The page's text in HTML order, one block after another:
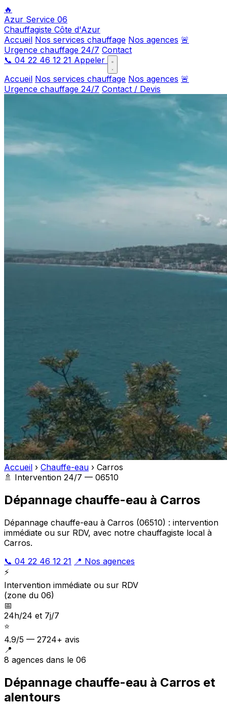
🔥
Azur Service 06
Chauffagiste Côte d'Azur
Accueil Nos services chauffage Nos agences 🚨
Urgence chauffage 24/7 Contact
📞 04 22 46 12 21 Appeler
Accueil Nos services chauffage Nos agences 🚨
Urgence chauffage 24/7 Contact / Devis
Accueil › Chauffe-eau › Carros
🚿 Intervention 24/7 — 06510
Dépannage chauffe-eau à Carros
Dépannage chauffe-eau à Carros (06510) : intervention
immédiate ou sur RDV, avec notre chauffagiste local à
Carros.
📞 04 22 46 12 21 📍 Nos agences
⚡
Intervention immédiate ou sur RDV
(zone du 06)
📅
24h/24 et 7j/7
⭐
4.9/5 — 2724+ avis
📍
8 agences dans le 06
Dépannage chauffe-eau à Carros et
alentours